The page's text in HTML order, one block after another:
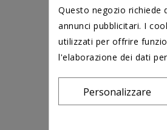
TESTATI
dal
Questo negozio richiede
annunci pubblicitari. I
utilizzati per offrire
l'elaborazione dei dati
Personalizzare